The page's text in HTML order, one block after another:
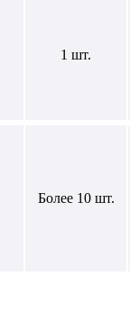
1 шт.
Более 10 шт.